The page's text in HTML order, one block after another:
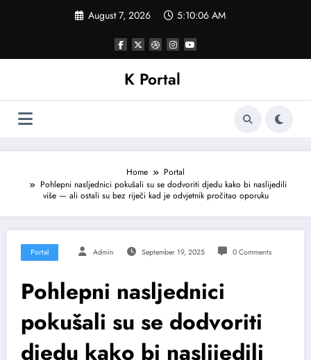
August 7, 2026 5:10:09 AM
K Portal
Home
Portal
Pohlepni nasljednici pokušali su se dodvoriti djedu kako bi naslijedili
više — ali ostali su bez riječi kad je odvjetnik pročitao oporuku
Portal Admin September 19, 2025 0 Comments
Pohlepni nasljednici
pokušali su se dodvoriti
djedu kako bi naslijedili